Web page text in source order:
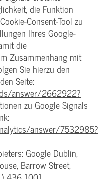
die Funktion
Consent-Tool zu
Ihres Google-
die
Zusammenhang mit
Sie hierzu den
Seite:
answer/2662922?
zu Google Signals
answer/7532985?
Google Dublin,
Barrow Street,